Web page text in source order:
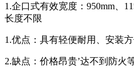
1.企口式有效宽度：950mm、
长度不限
1.优点：具有轻便耐用、安装
2.缺点：价格昂贵’达不到防火